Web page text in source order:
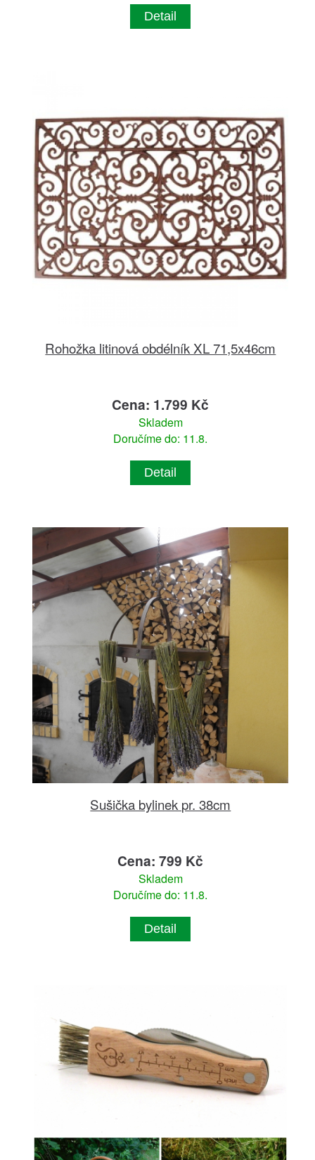
Detail
Rohožka litinová obdélník XL 71,5x46cm
Cena: 1.799 Kč
Skladem
Doručíme do: 11.8.
Detail
Sušička bylinek pr. 38cm
Cena: 799 Kč
Skladem
Doručíme do: 11.8.
Detail